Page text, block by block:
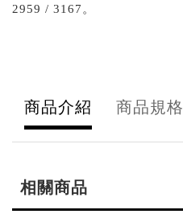
2959 / 3167。
商品介紹 商品規格
相關商品